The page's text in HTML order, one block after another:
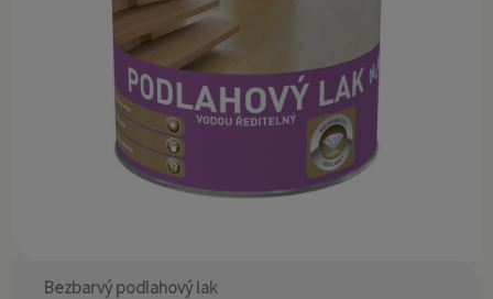
Bezbarvý podlahový lak